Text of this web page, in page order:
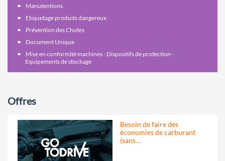
Manutentions
Etiquetage produits dangereux
Prévention des Chutes
Document Unique
Mise en conformité machines - Dispositifs de protection -
Equipements de stockage
Offres
Besoin de faire des
économies de carburant
(sans…